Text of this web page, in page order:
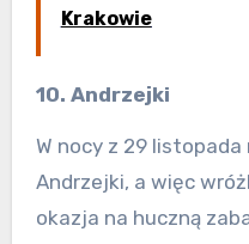
Krakowie
10. Andrzejki
W nocy z 29
Andrzejki, a więc
okazja na huczną